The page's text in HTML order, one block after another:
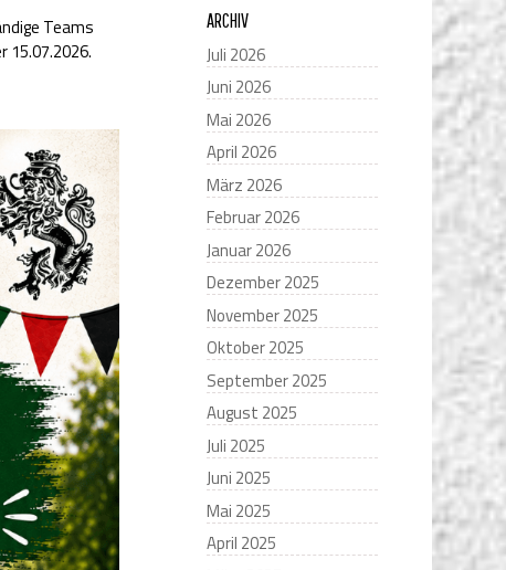
Teams
15.07.2026.
ARCHIV
Juli 2026
Juni 2026
Mai 2026
April 2026
März 2026
Februar 2026
Januar 2026
Dezember 2025
November 2025
Oktober 2025
September 2025
August 2025
Juli 2025
Juni 2025
Mai 2025
April 2025